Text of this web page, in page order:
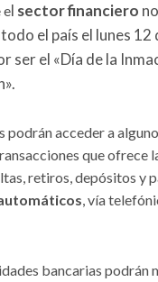
el sector financiero
el país el lunes 12
ser el «Día de la
podrán acceder a
que ofrece
retiros, depósitos y
, vía
bancarias podrán